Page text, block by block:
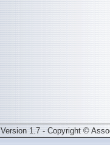
Version 1.7 - Copyright ©